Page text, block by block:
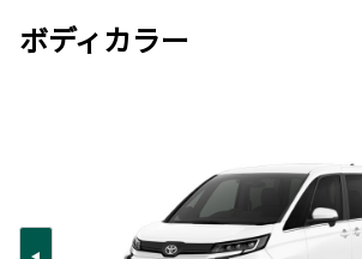
ボディカラー